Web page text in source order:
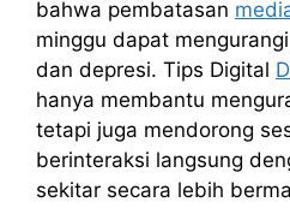
bahwa pembatasan
minggu dapat
dan depresi. Tips Digital
hanya membantu
tetapi juga mendorong
berinteraksi langsung
sekitar secara lebih